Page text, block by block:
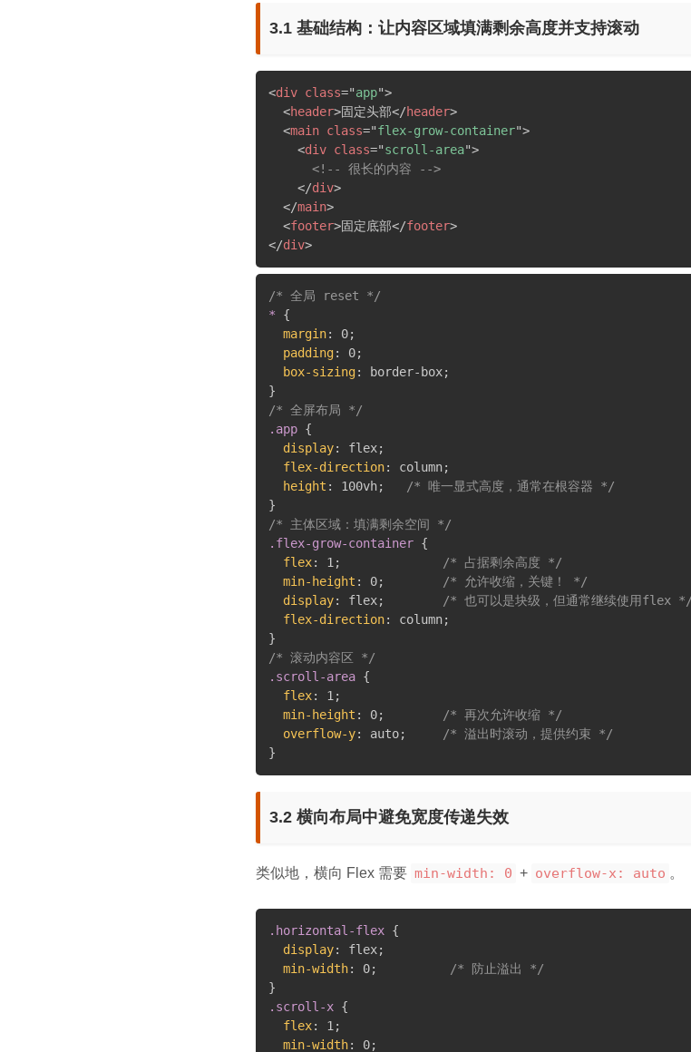
3.1 基础结构：让内容区域填满剩余高度并支持滚动
<div class="app">
<header>固定头部</header>
<main class="flex-grow-container">
<div class="scroll-area">
<!-- 很长的内容 -->
</div>
</main>
<footer>固定底部</footer>
</div>
/* 全局 reset */
*
{
margin: 0;
padding: 0;
box-sizing: border-box;
}
/* 全屏布局 */
.app {
display: flex;
flex-direction: column;
height : 100vh;
/* 唯一显式高度，通常在根容器 */
}
/* 主体区域：填满剩余空间 */
.flex-grow-container {
flex: 1;
/* 占据剩余高度 */
min-height : 0;
/* 允许收缩，关键！ */
display: flex;
/* 也可以是块级，但通常继续使用flex */
flex-direction: column;
}
/* 滚动内容区 */
.scroll-area {
flex: 1;
min-height : 0;
/* 再次允许收缩 */
overflow-y: auto;
/* 溢出时滚动，提供约束 */
}
3.2 横向布局中避免宽度传递失效
类似地，横向 Flex 需要 min-width: 0 + overflow-x: auto 。
.horizontal-flex {
display: flex;
min-width: 0;
/* 防止溢出 */
}
.scroll-x {
flex: 1;
min-width: 0;